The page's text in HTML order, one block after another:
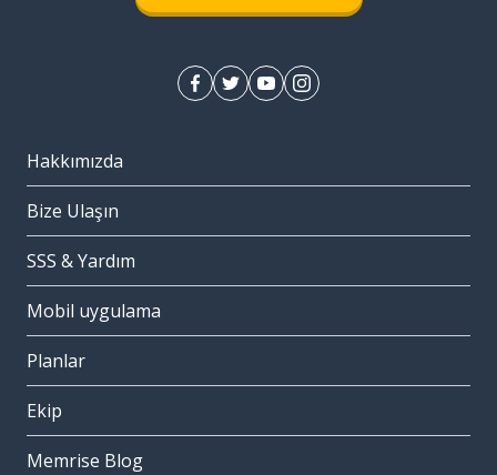
Hakkımızda
Bize Ulaşın
SSS & Yardım
Mobil uygulama
Planlar
Ekip
Memrise Blog